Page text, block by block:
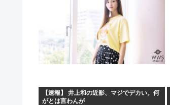
【速報】 井上和の近影、マジでデカい。何
がとは言わんが